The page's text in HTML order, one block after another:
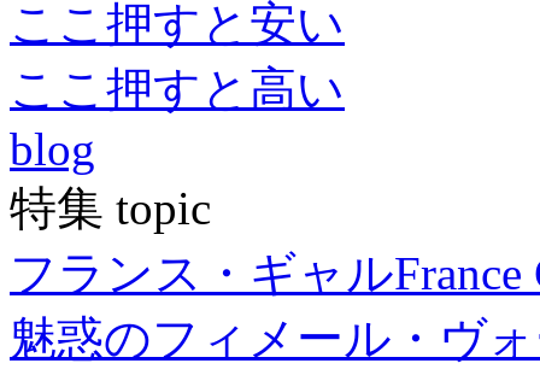
ここ押すと安い
ここ押すと高い
blog
特集 topic
フランス・ギャルFrance
魅惑のフィメール・ヴ